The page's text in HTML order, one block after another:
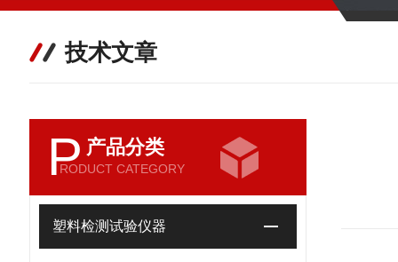
技术文章
P 产品分类
RODUCT CATEGORY
塑料检测试验仪器